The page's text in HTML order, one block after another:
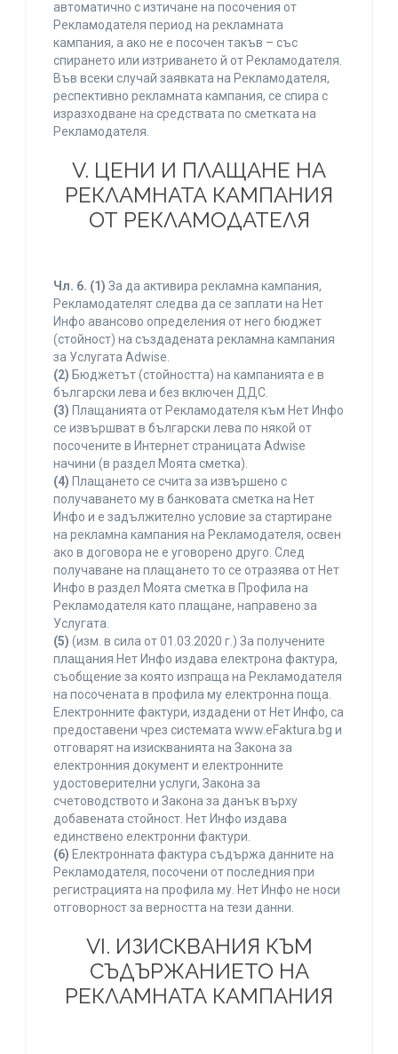
автоматично с изтичане на посочения от
Рекламодателя период на рекламната
кампания, а ако не е посочен такъв – със
спирането или изтриването й от Рекламодателя.
Във всеки случай заявката на Рекламодателя,
респективно рекламната кампания, се спира с
изразходване на средствата по сметката на
Рекламодателя.
V. ЦЕНИ И ПЛАЩАНЕ НА
РЕКЛАМНАТА КАМПАНИЯ
ОТ РЕКЛАМОДАТЕЛЯ
Чл. 6. (1) За да активира рекламна кампания,
Рекламодателят следва да се заплати на Нет
Инфо авансово определения от него бюджет
(стойност) на създадената рекламна кампания
за Услугата Adwise.
(2) Бюджетът (стойността) на кампанията е в
български лева и без включен ДДС.
(3) Плащанията от Рекламодателя към Нет Инфо
се извършват в български лева по някой от
посочените в Интернет страницата Adwise
начини (в раздел Моята сметка).
(4) Плащането се счита за извършено с
получаването му в банковата сметка на Нет
Инфо и е задължително условие за стартиране
на рекламна кампания на Рекламодателя, освен
ако в договора не е уговорено друго. След
получаване на плащането то се отразява от Нет
Инфо в раздел Моята сметка в Профила на
Рекламодателя като плащане, направено за
Услугата.
(5) (изм. в сила от 01.03.2020 г.) За получените
плащания Нет Инфо издава електрона фактура,
съобщение за която изпраща на Рекламодателя
на посочената в профила му електронна поща.
Електронните фактури, издадени от Нет Инфо, са
предоставени чрез системата www.eFaktura.bg и
отговарят на изискванията на Закона за
електронния документ и електронните
удостоверителни услуги, Закона за
счетоводството и Закона за данък върху
добавената стойност. Нет Инфо издава
единствено електронни фактури.
(6) Електронната фактура съдържа данните на
Рекламодателя, посочени от последния при
регистрацията на профила му. Нет Инфо не носи
отговорност за верността на тези данни.
VI. ИЗИСКВАНИЯ КЪМ
СЪДЪРЖАНИЕТО НА
РЕКЛАМНАТА КАМПАНИЯ